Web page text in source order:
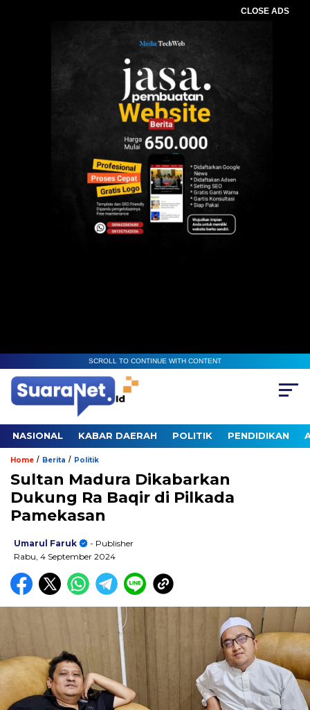
CLOSE ADS
SCROLL TO CONTINUE WITH CONTENT
NASIONAL KABAR DAERAH POLITIK PENDIDIKAN
Home / Berita / Politik
Sultan Madura Dikabarkan
Dukung Ra Baqir di Pilkada
Pamekasan
Umarul Faruk
- Publisher
Rabu, 4 September 2024